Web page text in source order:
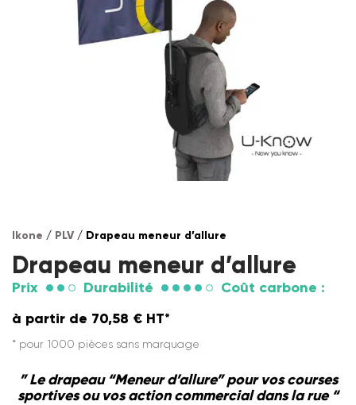
Ikone / PLV / Drapeau meneur d’allure
Drapeau meneur d’allure
Prix Durabilité
Coût carbone :
à partir de 70,58 € HT*
* pour 1000 pièces sans marquage
” Le drapeau “Meneur d’allure” pour vos courses
sportives ou vos action commercial dans la rue “